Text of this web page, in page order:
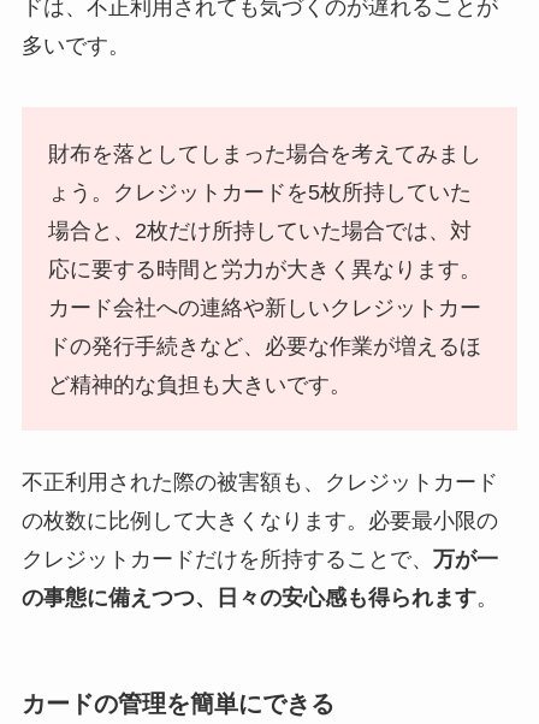
ドは、不正利用されても気づくのが遅れることが
多いです。
財布を落としてしまった場合を考えてみまし
ょう。クレジットカードを5枚所持していた
場合と、2枚だけ所持していた場合では、対
応に要する時間と労力が大きく異なります。
カード会社への連絡や新しいクレジットカー
ドの発行手続きなど、必要な作業が増えるほ
ど精神的な負担も大きいです。
不正利用された際の被害額も、クレジットカード
の枚数に比例して大きくなります。必要最小限の
クレジットカードだけを所持することで、 万が一
の事態に備えつつ、日々の安心感も得られます。
カードの管理を簡単にできる